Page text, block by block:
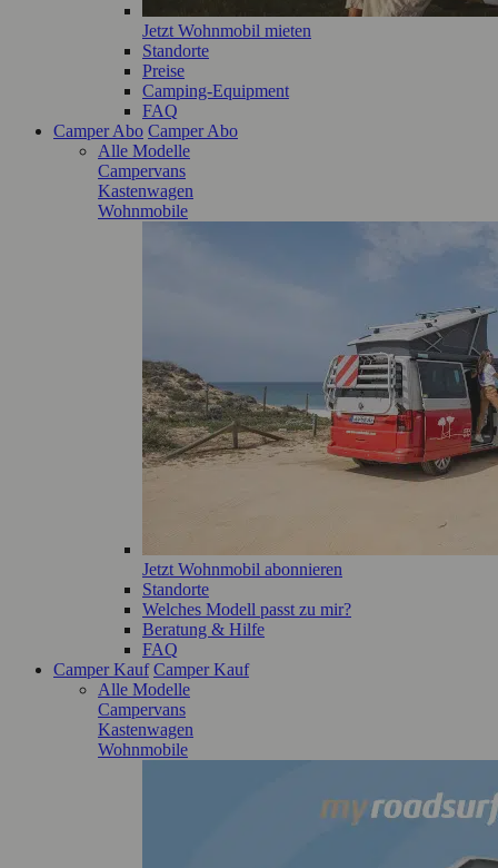
Jetzt Wohnmobil mieten
Standorte
Preise
Camping-Equipment
FAQ
Camper Abo Camper Abo
Alle Modelle
Campervans
Kastenwagen
Wohnmobile
Jetzt Wohnmobil abonnieren
Standorte
Welches Modell passt zu mir?
Beratung & Hilfe
FAQ
Camper Kauf Camper Kauf
Alle Modelle
Campervans
Kastenwagen
Wohnmobile